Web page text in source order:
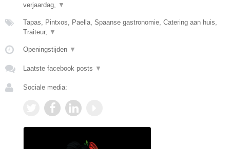
verjaardag,
▼
Tapas, Pintxos, Paella, Spaanse gastronomie, Catering aan huis,
Traiteur,
▼
Openingstijden ▼
Laatste facebook posts ▼
Sociale media: